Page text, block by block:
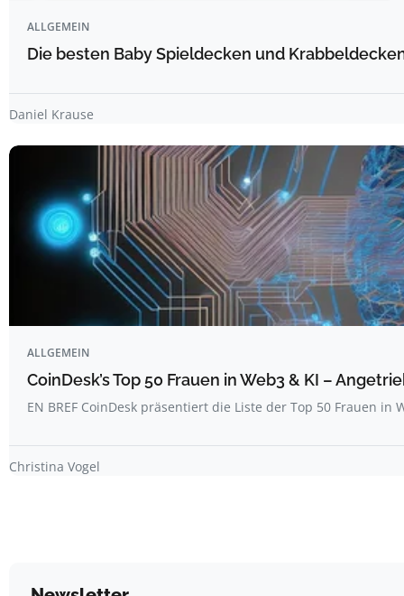
ALLGEMEIN
Die besten Baby Spieldecken und
Daniel Krause
ALLGEMEIN
CoinDesk’s Top 50 Frauen in Web3 & KI –
EN BREF CoinDesk präsentiert die Liste der Top 50 Frauen in
Christina Vogel